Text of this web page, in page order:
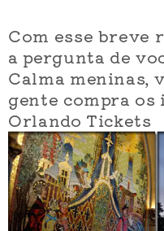
Com esse breve
a pergunta de
Calma meninas,
gente compra os
Orlando Tickets